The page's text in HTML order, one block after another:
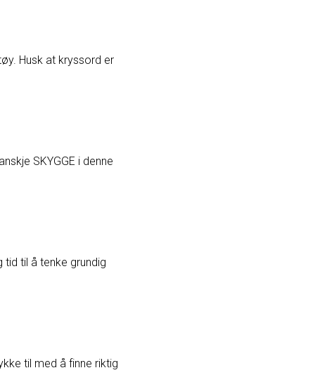
Husk at kryssord er
SKYGGE i denne
til å tenke grundig
til med å finne riktig